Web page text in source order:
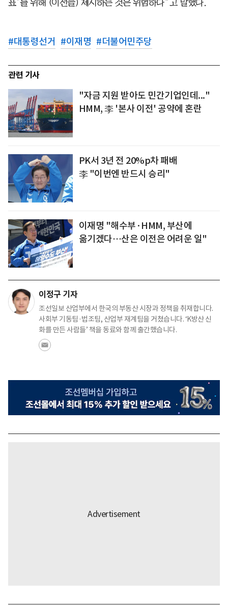
표’를 위해 (이전을) 제시하는 것은 위험하다”고 말했다.
#대통령선거 #이재명 #더불어민주당
관련 기사
"자금 지원 받아도 민간기업인데..."
HMM, 李 '본사 이전' 공약에 혼란
PK서 3년 전 20%p차 패배
李 "이번엔 반드시 승리"
이재명 "해수부·HMM, 부산에
옮기겠다…산은 이전은 어려운 일"
이정구 기자
조선일보 산업부에서 한국의 부동산 시장과 정책을 취재합니다.
사회부 기동팀·법조팀, 산업부 재계팀을 거쳤습니다. ‘K방산 신
화를 만든 사람들’ 책을 동료와 함께 출간했습니다.